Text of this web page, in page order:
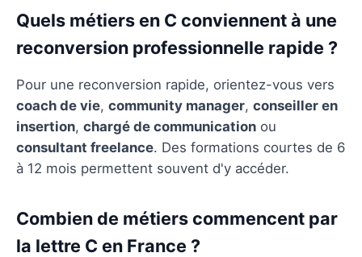
Quels métiers en C conviennent à une
reconversion professionnelle rapide ?
Pour une reconversion rapide, orientez-vous vers
coach de vie, community manager, conseiller en
insertion, chargé de communication ou
consultant freelance. Des formations courtes de 6
à 12 mois permettent souvent d'y accéder.
Combien de métiers commencent par
la lettre C en France ?